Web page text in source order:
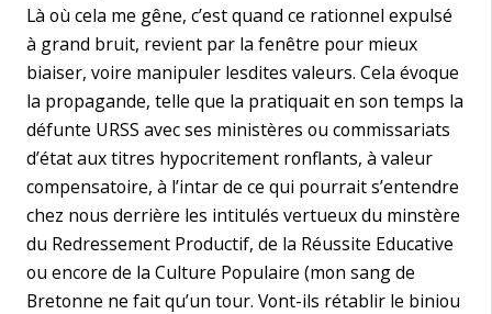
Là où cela me gêne, c’est quand ce rationnel expulsé
à grand bruit, revient par la fenêtre pour mieux
biaiser, voire manipuler lesdites valeurs. Cela évoque
la propagande, telle que la pratiquait en son temps la
défunte URSS avec ses ministères ou commissariats
d’état aux titres hypocritement ronflants, à valeur
compensatoire, à l’intar de ce qui pourrait s’entendre
chez nous derrière les intitulés vertueux du minstère
du Redressement Productif, de la Réussite Educative
ou encore de la Culture Populaire (mon sang de
Bretonne ne fait qu’un tour. Vont-ils rétablir le biniou